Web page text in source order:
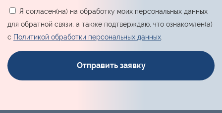
Я согласен(на) на обработку моих персональных данных
для обратной связи, а также подтверждаю, что ознакомлен(а)
с Политикой обработки персональных данных